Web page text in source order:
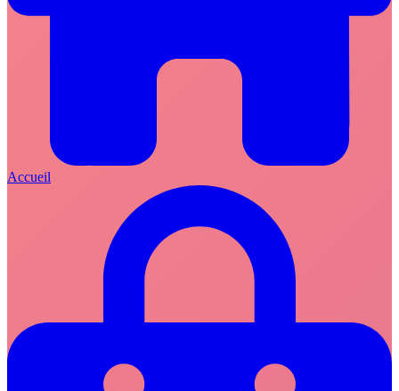
Accueil